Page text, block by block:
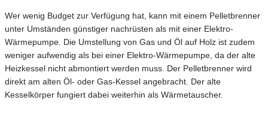
Wer wenig Budget zur Verfügung hat, kann mit einem Pelletbrenner
unter Umständen günstiger nachrüsten als mit einer Elektro-
Wärmepumpe. Die Umstellung von Gas und Öl auf Holz ist zudem
weniger aufwendig als bei einer Elektro-Wärmepumpe, da der alte
Heizkessel nicht abmontiert werden muss. Der Pelletbrenner wird
direkt am alten Öl- oder Gas-Kessel angebracht. Der alte
Kesselkörper fungiert dabei weiterhin als Wärmetauscher.